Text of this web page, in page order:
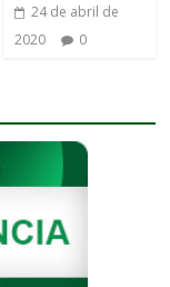
24 de abril de
2020
0